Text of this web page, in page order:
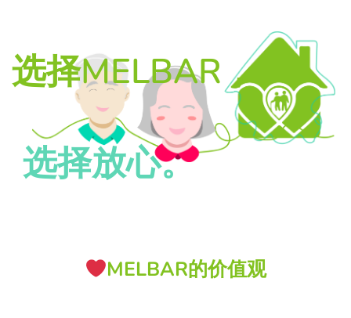
选择MELBAR，
选择信心。
MELBAR的价值观